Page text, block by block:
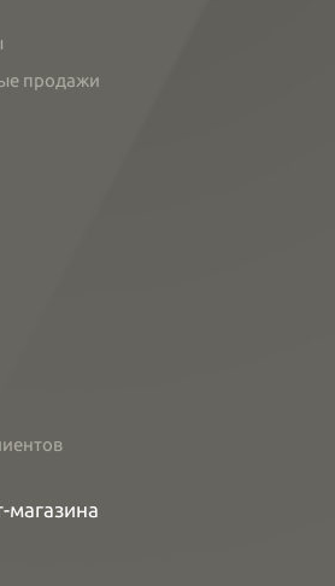
продажи
магазина